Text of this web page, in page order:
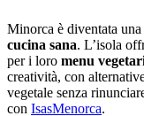
Minorca è diventata una
cucina sana. L’isola
per i loro menu
creatività, con
vegetale senza
con IsasMenorca.